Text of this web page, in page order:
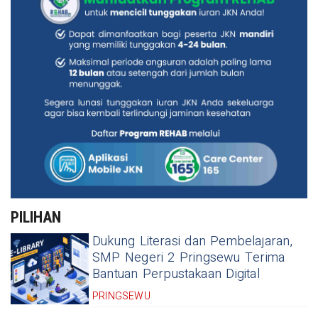
PILIHAN
Dukung Literasi dan Pembelajaran,
SMP Negeri 2 Pringsewu Terima
Bantuan Perpustakaan Digital
PRINGSEWU